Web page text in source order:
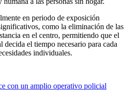
en periodo de exposición
como la eliminación de las
en el centro, permitiendo que el
el tiempo necesario para cada
individuales.
con un amplio operativo policial